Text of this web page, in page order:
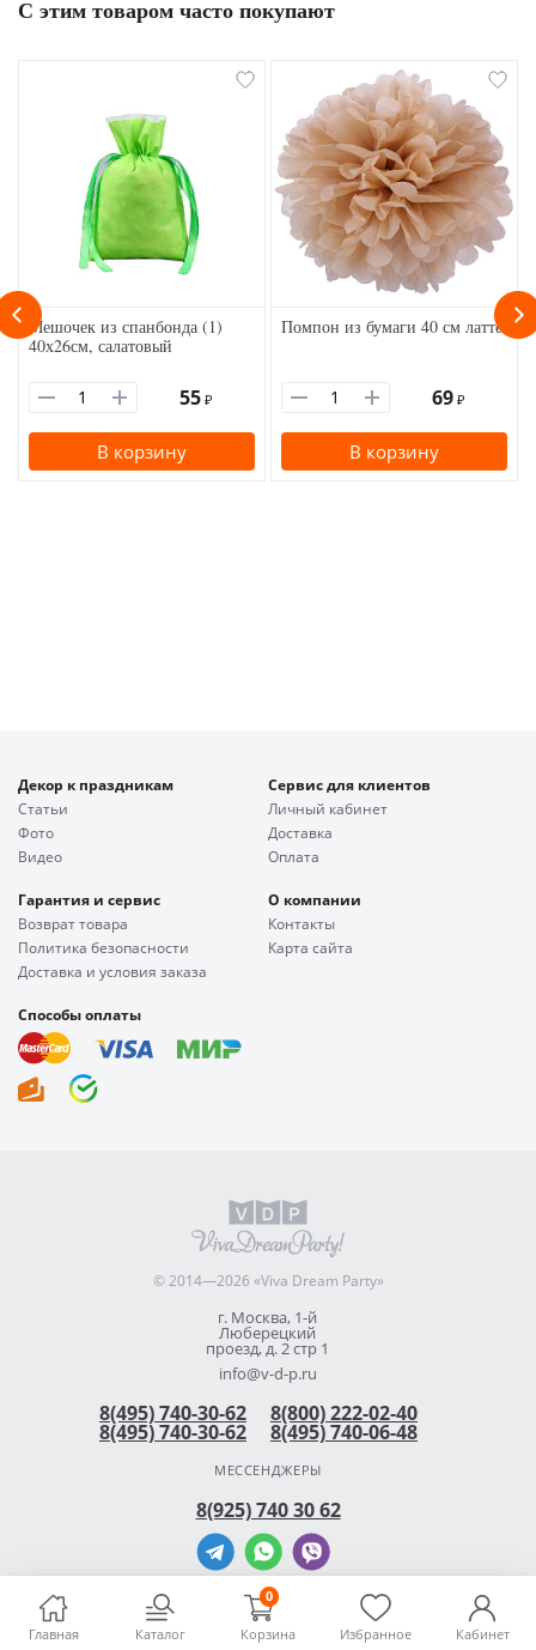
Главная Каталог
0
Корзина Избранное Кабинет
С этим товаром часто покупают
Мешочек из спанбонда (1)
40х26см, салатовый
55 ₽
В корзину
Помпон из бумаги 40 см латте
69 ₽
В корзину
Декор к праздникам
Статьи
Фото
Видео
Сервис для клиентов
Личный кабинет
Доставка
Оплата
Гарантия и сервис
Возврат товара
Политика безопасности
Доставка и условия заказа
О компании
Контакты
Карта сайта
Способы оплаты
© 2014—2026 «Viva Dream Party»
г. Москва, 1-й
Люберецкий
проезд, д. 2 стр 1
info@v-d-p.ru
8(495) 740-30-62 8(800) 222-02-40
8(495) 740-30-62 8(495) 740-06-48
МЕССЕНДЖЕРЫ
8(925) 740 30 62